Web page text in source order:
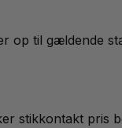
op til
stikkontakt pris